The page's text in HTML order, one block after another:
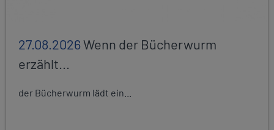
27.08.2026Wenn der Bücherwurm
erzählt...
der Bücherwurm lädt ein...